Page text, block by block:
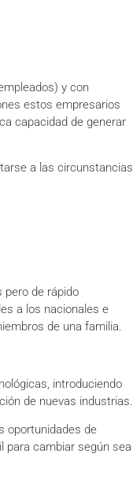
y con
estos empresarios
capacidad de generar
a las circunstancias
pero de rápido
a los nacionales e
de una familia.
introduciendo
de nuevas industrias.
oportunidades de
para cambiar según sea